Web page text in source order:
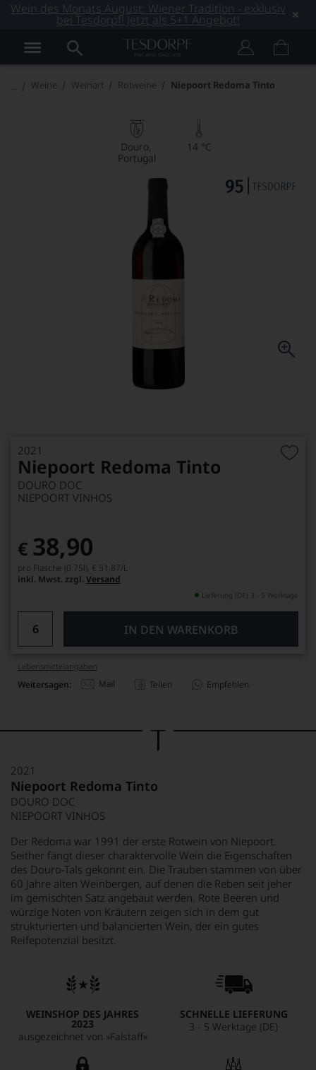
Wein des Monats August: Wiener Tradition - exklusiv
bei Tesdorpf! Jetzt als 5+1 Angebot!
Weine Weinart Rotweine Niepoort Redoma Tinto
Douro
Portugal
14 °C
2021
Niepoort Redoma Tinto
DOURO DOC
NIEPOORT VINHOS
€ 38,90
pro Flasche (0.75l), € 51,87/L
inkl. Mwst. zzgl. Versand
Lieferung (DE) 3 - 5 Werktage
IN DEN WARENKORB
Lebensmittel­angaben
Weitersagen: Mail Teilen Empfehlen
2021
Niepoort Redoma Tinto
DOURO DOC
NIEPOORT VINHOS
Der Redoma war 1991 der erste Rotwein von Niepoort.
Seither fängt dieser charaktervolle Wein die Eigenschaften
des Douro-Tals gekonnt ein. Die Trauben stammen von über
60 Jahre alten Weinbergen, auf denen die Reben seit jeher
im gemischten Satz angebaut werden. Rote Beeren und
würzige Noten von Kräutern zeigen sich in dem gut
strukturierten und balancierten Wein, der ein gutes
Reifepotenzial besitzt.
WEINSHOP DES JAHRES
2023
ausgezeichnet von »Falstaff«
SCHNELLE LIEFERUNG
3 - 5 Werktage (DE)